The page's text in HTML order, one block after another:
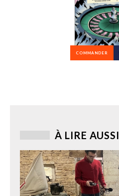
COMMANDER
À LIRE AUSSI